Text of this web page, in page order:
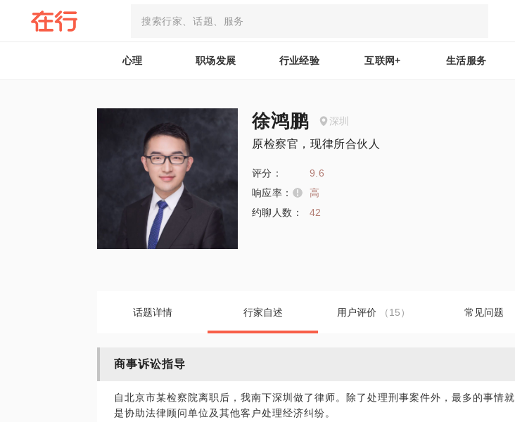
心理 职场发展 行业经验 互联网+ 生活服务
徐鸿鹏 深圳
原检察官，现律所合伙人
评分：
9.6
响应率：
高
约聊人数：
42
话题详情 行家自述 用户评价 （15） 常见问题
商事诉讼指导
自北京市某检察院离职后，我南下深圳做了律师。除了处理刑事案件外，最多的事情就
是协助法律顾问单位及其他客户处理经济纠纷。